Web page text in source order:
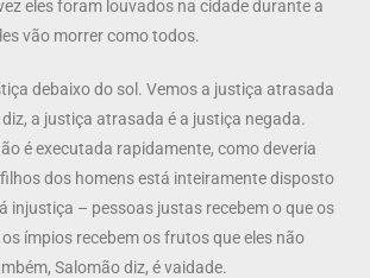
eles foram louvados na cidade durante a
vão morrer como todos.
debaixo do sol. Vemos a justiça atrasada
a justiça atrasada é a justiça negada.
é executada rapidamente, como deveria
dos homens está inteiramente disposto
injustiça – pessoas justas recebem o que os
ímpios recebem os frutos que eles não
Salomão diz, é vaidade.